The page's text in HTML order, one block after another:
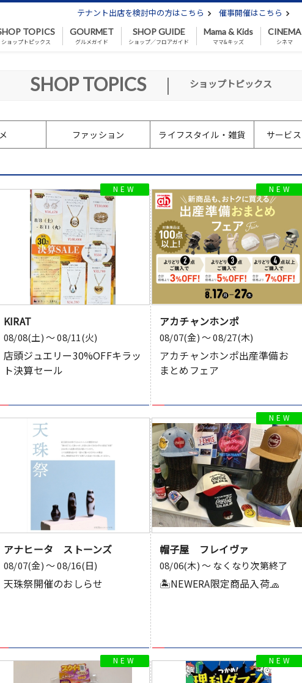
テナント出店を検討中の方はこちら 催事開催はこちら
TOPICS
ショップトピックス
GOURMET
グルメガイド
SHOP GUIDE
ショップ／フロアガイド
Mama & Kids
ママ&キッズ
CINEMA
シネマ
SHOP TOPICS | ショップトピックス
ファッション ライフスタイル ・雑貨 サービス
KIRAT
08/08(土) 〜 08/11(火)
店頭ジュエリー30%OFFキラッ
ト決算セール
アカチャンホンポ
08/07(金) 〜 08/27(木)
アカチャンホンポ出産準備お
まとめフェア
アナヒータ ストーンズ
08/07(金) 〜 08/16(日)
天珠祭開催のおしらせ
帽子屋 フレイヴァ
08/06(木) 〜 なくなり次第終了
🏝️NEWERA限定商品入荷🧢